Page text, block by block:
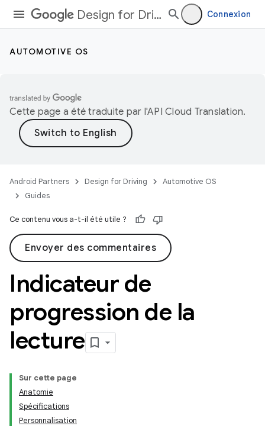
Design for Driving Connexion
AUTOMOTIVE OS
Cette page a été traduite par l'API Cloud Translation.
Android Partners Design for Driving
Automotive OS
Guides
Ce contenu vous a-t-il été utile ?
Envoyer des commentaires
Indicateur de
progression de la
lecture
Sur cette page
Anatomie
Spécifications
Personnalisation